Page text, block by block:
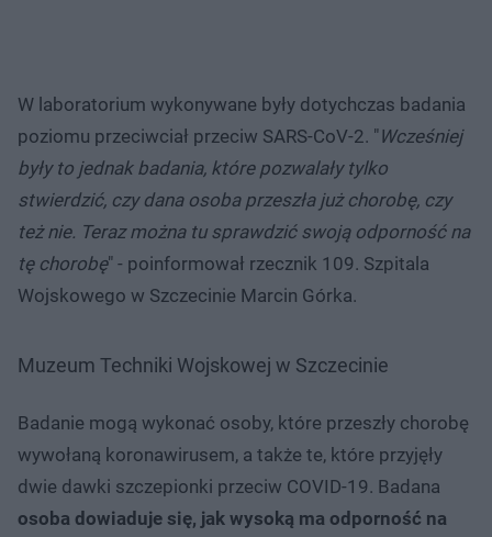
W laboratorium wykonywane były dotychczas badania
poziomu przeciwciał przeciw SARS-CoV-2. "Wcześniej
były to jednak badania, które pozwalały tylko
stwierdzić, czy dana osoba przeszła już chorobę, czy
też nie. Teraz można tu sprawdzić swoją odporność na
tę chorobę" - poinformował rzecznik 109. Szpitala
Wojskowego w Szczecinie Marcin Górka.
Muzeum Techniki Wojskowej w Szczecinie
Badanie mogą wykonać osoby, które przeszły chorobę
wywołaną koronawirusem, a także te, które przyjęły
dwie dawki szczepionki przeciw COVID-19. Badana
osoba dowiaduje się, jak wysoką ma odporność na